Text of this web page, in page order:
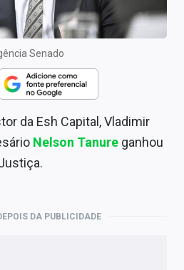
Senado
da Esh Capital, Vladimir
Nelson Tanure ganhou
DA PUBLICIDADE